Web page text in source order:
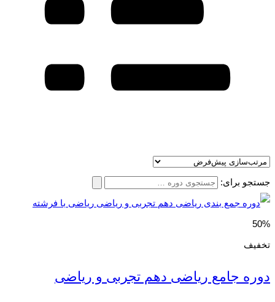
جستجو برای:
50%
تخفیف
دوره جامع ریاضی دهم تجربی و ریاضی